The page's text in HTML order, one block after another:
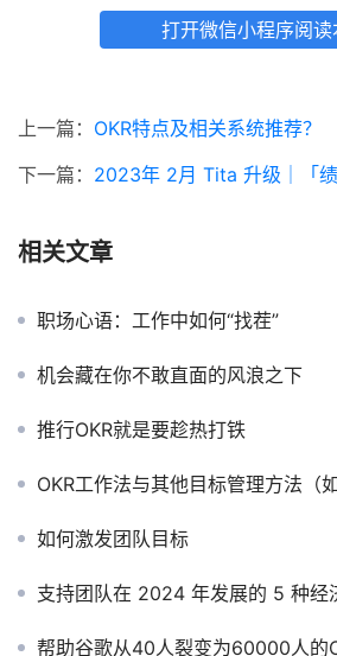
打开微信小程序阅读
上一篇： OKR特点及相关系统推荐？
下一篇： 2023年 2月 Tita 升级｜「绩
相关文章
职场心语：工作中如何“找茬”
机会藏在你不敢直面的风浪之下
推行OKR就是要趁热打铁
OKR工作法与其他目标管理方法（如KPI、
如何激发团队目标
支持团队在 2024 年发展的 5 种经
帮助谷歌从40人裂变为60000人的